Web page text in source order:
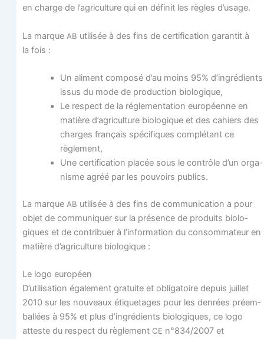
en charge de l’agriculture qui en défi­nit les règles d’usage.
La marque AB uti­li­sée à des fins de cer­ti­fi­ca­tion garan­tit à
la fois :
Un ali­ment com­po­sé d’au moins 95% d’ingrédients
issus du mode de pro­duc­tion biologique,
Le res­pect de la régle­men­ta­tion euro­péenne en
matière d’agriculture bio­lo­gique et des cahiers des
charges fran­çais spé­ci­fiques com­plé­tant ce
règlement,
Une cer­ti­fi­ca­tion pla­cée sous le contrôle d’un orga­
nisme agréé par les pou­voirs publics.
La marque AB uti­li­sée à des fins de com­mu­ni­ca­tion a pour
objet de com­mu­ni­quer sur la pré­sence de pro­duits bio­lo­
giques et de contri­buer à l’information du consom­ma­teur en
matière d’agriculture biologique :
Le logo européen
D’utilisation éga­le­ment gra­tuite et obli­ga­toire depuis juillet
2010 sur les nou­veaux éti­que­tages pour les den­rées pré­em­
bal­lées à 95% et plus d’ingrédients bio­lo­giques, ce logo
atteste du res­pect du règle­ment CE n°834/2007 et